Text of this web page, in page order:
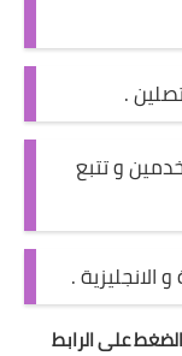
.
و تتبع
على الرابط